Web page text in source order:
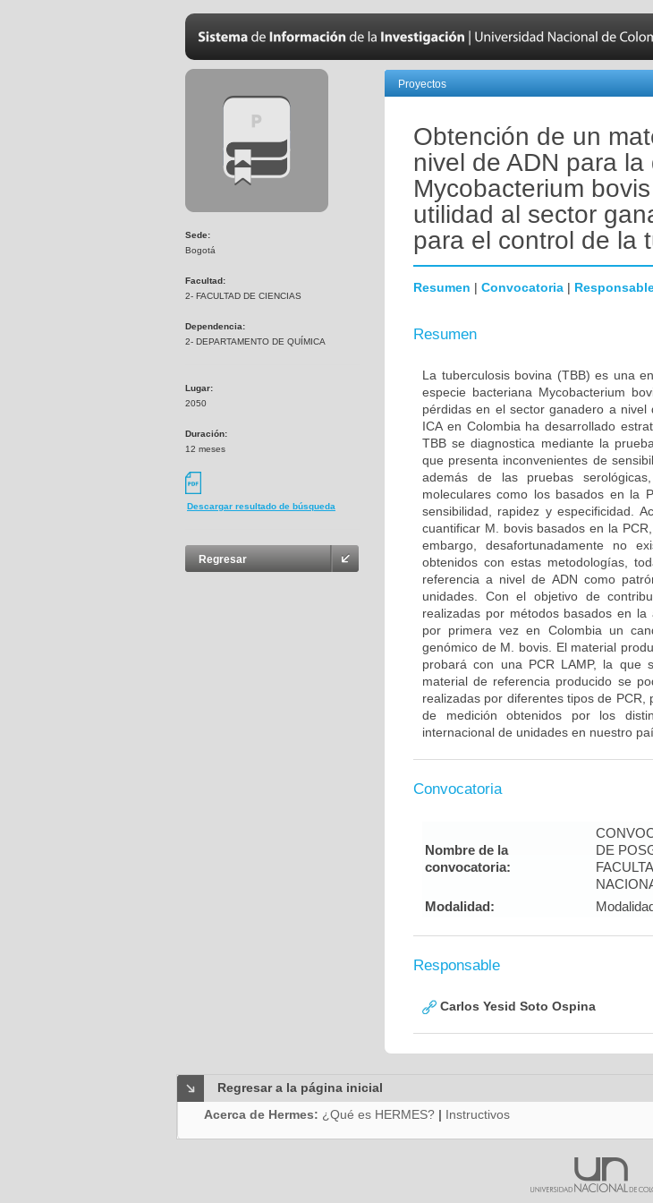
Sede:
Bogotá
Facultad:
2- FACULTAD DE CIENCIAS
Dependencia:
2- DEPARTAMENTO DE QUÍMICA
Lugar:
2050
Duración:
12 meses
Descargar resultado de búsqueda
Regresar
Proyectos
Obtención de un
nivel de ADN para
Mycobacterium
utilidad al sector
para el control de la
Resumen | Convocatoria |
Resumen
La tuberculosis bovina (TBB) es una
especie bacteriana Mycobacterium
pérdidas en el sector ganadero a
ICA en Colombia ha desarrollado
TBB se diagnostica mediante la
que presenta inconvenientes de
además de las pruebas
moleculares como los basados en la
sensibilidad, rapidez y especificidad.
cuantificar M. bovis basados en la
embargo, desafortunadamente no
obtenidos con estas metodologías,
referencia a nivel de ADN como
unidades. Con el objetivo de
realizadas por métodos basados en
por primera vez en Colombia un
genómico de M. bovis. El material
probará con una PCR LAMP, la que
material de referencia producido se
realizadas por diferentes tipos de
de medición obtenidos por los
internacional de unidades en nuestro
Convocatoria
Nombre de la
convocatoria:
DE
Modalidad:
Responsable
Carlos Yesid Soto Ospina
Regresar a la página inicial
Acerca de Hermes: ¿Qué es HERMES? | Instructivos